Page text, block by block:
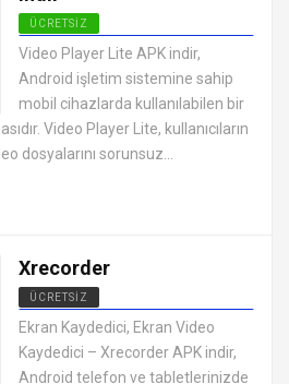
ÜCRETSIZ
ANDROID VIDEO OYNATICI VE
DÜZENLEYICI UYGULAMALARI APK
Video Player Lite APK indir,
Android işletim sistemine sahip
mobil cihazlarda kullanılabilen bir
Video Player Lite, kullanıcıların
dosyalarını sorunsuz...
Xrecorder
ÜCRETSIZ
ANDROID VIDEO OYNATICI VE
DÜZENLEYICI UYGULAMALARI APK
Ekran Kaydedici, Ekran Video
Kaydedici – Xrecorder APK indir,
Android telefon ve tabletlerinizde